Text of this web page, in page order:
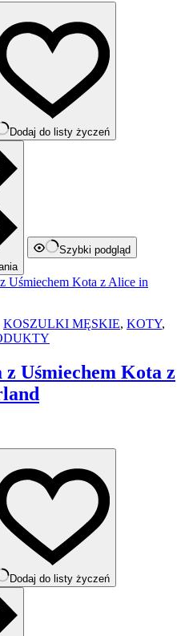
Dodaj do listy życzeń
Szybki podgląd
KOSZULKI MĘSKIE, KOTY,
z Uśmiechem Kota z
Dodaj do listy życzeń